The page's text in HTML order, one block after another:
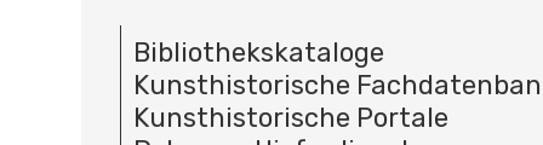
Bibliothekskataloge
Kunsthistorische
Kunsthistorische Portale